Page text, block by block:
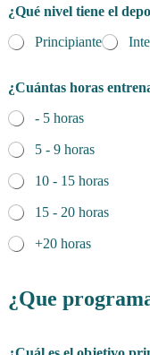
¿Qué nivel tiene el
Principiante
¿Cuántas horas
- 5 horas
5 - 9 horas
10 - 15 horas
15 - 20 horas
+20 horas
¿Que